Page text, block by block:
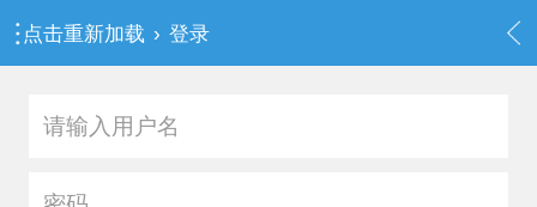
点击重新加载 › 登录